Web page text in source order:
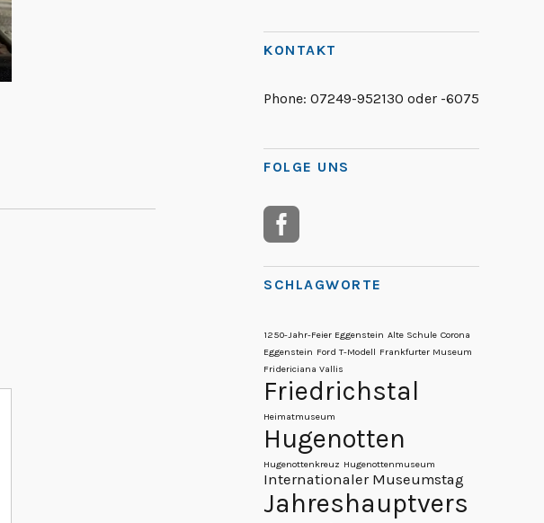
KONTAKT
Phone: 07249-952130 oder -6075
FOLGE UNS
SCHLAGWORTE
1250-Jahr-Feier Eggenstein Alte Schule Corona
Eggenstein Ford T-Modell Frankfurter Museum
Fridericiana Vallis
Friedrichstal
Heimatmuseum
Hugenotten
Hugenottenkreuz Hugenottenmuseum
Internationaler Museumstag
Jahreshauptvers